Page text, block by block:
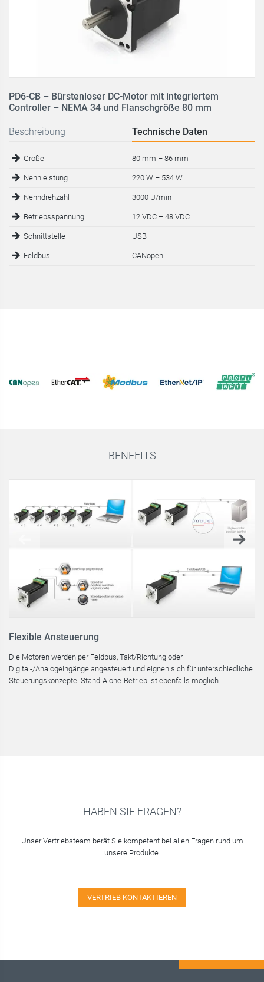
PD6-CB – Bürstenloser DC-Motor mit integriertem
Controller – NEMA 34 und Flanschgröße 80 mm
Beschreibung Technische Daten
Größe 80 mm – 86 mm
Nennleistung 220 W – 534 W
Nenndrehzahl 3000 U/min
Betriebsspannung 12 VDC – 48 VDC
Schnittstelle USB
Feldbus CANopen
BENEFITS
Flexible Ansteuerung
Die Motoren werden per Feldbus, Takt/Richtung oder
Digital-/Analogeingänge angesteuert und eignen sich für unterschiedliche
Steuerungskonzepte. Stand-Alone-Betrieb ist ebenfalls möglich.
HABEN SIE FRAGEN?
Unser Vertriebsteam berät Sie kompetent bei allen Fragen rund um
unsere Produkte.
VERTRIEB KONTAKTIEREN